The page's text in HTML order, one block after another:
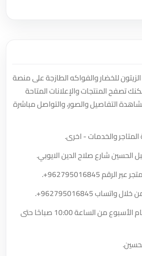
للخضار والفواكه الطازجة على منصة
تصفح المنتجات والإعلانات المتاحة
التفاصيل والصور، والتواصل مباشرة
والخدمات - اخرى.
الحسين شارع صلاح الدين الايوبي.
عبر الرقم+962795016845
.
خلال واتساب+962795016845
.
أوقات العمل: جميع أيام الأسبوع من الساعة 10:00 صباحًا حتى